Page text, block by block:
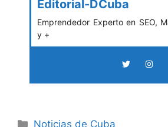
Editorial-DCuba
Emprendedor Experto en SEO,
y +
Categories
Noticias de Cuba